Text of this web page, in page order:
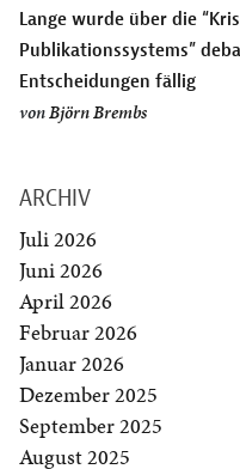
Lange wurde über die
Publikationssystems”
Entscheidungen fällig
vonBjörn Brembs
ARCHIV
Juli 2026
Juni 2026
April 2026
Februar 2026
Januar 2026
Dezember 2025
September 2025
August 2025